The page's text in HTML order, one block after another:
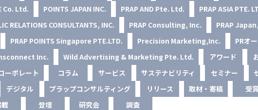
Co. Ltd.
POINTS JAPAN INC. PRAP AND Pte. Ltd.
PRAP ASIA PTE.
RELATIONS CONSULTANTS, INC.
PRAP Consulting, Inc.
PRAP
PRAP POINTS Singapore PTE.LTD. Precision Marketing,Inc.
PRオ
Inc. Wild Advertising & Marketing Pte. Ltd. アワード
ーポレート コラム サービス サステナビリティ セミナー
デジタル プラップコンサルティング リリース 取材・寄稿 受賞
登壇 研究会 調査